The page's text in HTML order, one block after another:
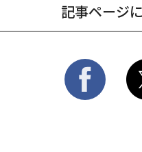
記事ページ